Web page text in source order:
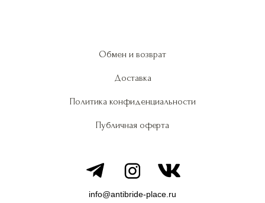
Обмен и возврат
Доставка
Политика конфиденциальности
Публичная оферта
info@antibride-place.ru